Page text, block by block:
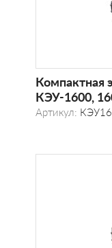
Компактная
КЭУ-1600,
Артикул: